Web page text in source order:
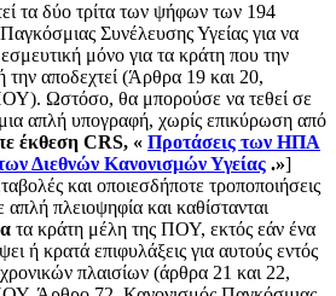
τα δύο τρίτα των ψήφων των 194
Συνέλευσης Υγείας για να
μόνο για τα κράτη που την
την αποδεχτεί (Άρθρα 19 και 20,
Ωστόσο, θα μπορούσε να τεθεί σε
απλή υπογραφή, χωρίς επικύρωση από
έκθεση CRS, « Προτάσεις των ΗΠΑ
Διεθνών Κανονισμών Υγείας .»]
και οποιεσδήποτε τροποποιήσεις
απλή πλειοψηφία και καθίστανται
τα κράτη μέλη της ΠΟΥ, εκτός εάν ένα
ή κρατά επιφυλάξεις για αυτούς εντός
πλαισίων (άρθρα 21 και 22,